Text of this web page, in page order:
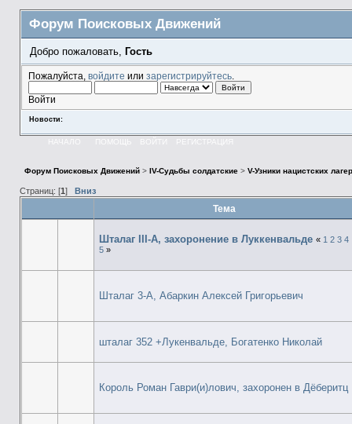
Форум Поисковых Движений
Добро пожаловать, Гость
Пожалуйста, войдите или зарегистрируйтесь.
Войти
Новости:
НАЧАЛО ПОМОЩЬ ВОЙТИ РЕГИСТРАЦИЯ
Форум Поисковых Движений> IV-Судьбы солдатские> V-Узники нацистских
Страниц: [1 ] Вниз
Тема
Шталаг III-А, захоронение в Луккенвальде « 1 2 3 4
5»
Шталаг 3-А, Абаркин Алексей Григорьевич
шталаг 352 +Лукенвальде, Богатенко Николай
Король Роман Гаври(и)лович, захоронен в Дёберитц